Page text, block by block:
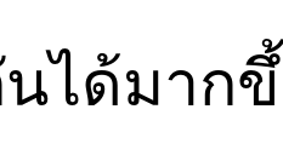
ได้มาก